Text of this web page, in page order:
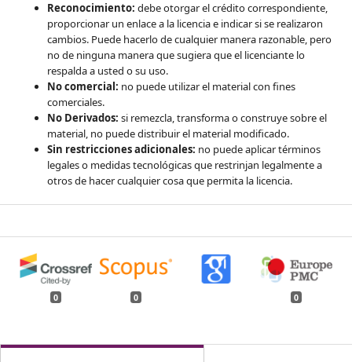
Reconocimiento: debe otorgar el crédito correspondiente,
proporcionar un enlace a la licencia e indicar si se realizaron
cambios. Puede hacerlo de cualquier manera razonable, pero
no de ninguna manera que sugiera que el licenciante lo
respalda a usted o su uso.
No comercial: no puede utilizar el material con fines
comerciales.
No Derivados: si remezcla, transforma o construye sobre el
material, no puede distribuir el material modificado.
Sin restricciones adicionales: no puede aplicar términos
legales o medidas tecnológicas que restrinjan legalmente a
otros de hacer cualquier cosa que permita la licencia.
0 0 0